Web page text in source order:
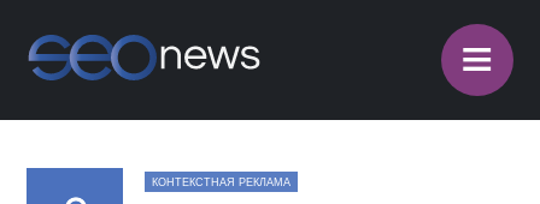
≡
КОНТЕКСТНАЯ РЕКЛАМА